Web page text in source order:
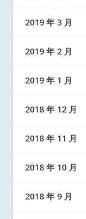
2019 年 3 月
2019 年 2 月
2019 年 1 月
2018 年 12 月
2018 年 11 月
2018 年 10 月
2018 年 9 月